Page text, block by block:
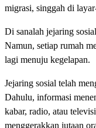
migrasi, singgah di
Di sanalah jejaring
Namun, setiap rumah
lagi menuju kegelapan.
Jejaring sosial telah
Dahulu, informasi
kabar, radio, atau
menggerakkan jutaan